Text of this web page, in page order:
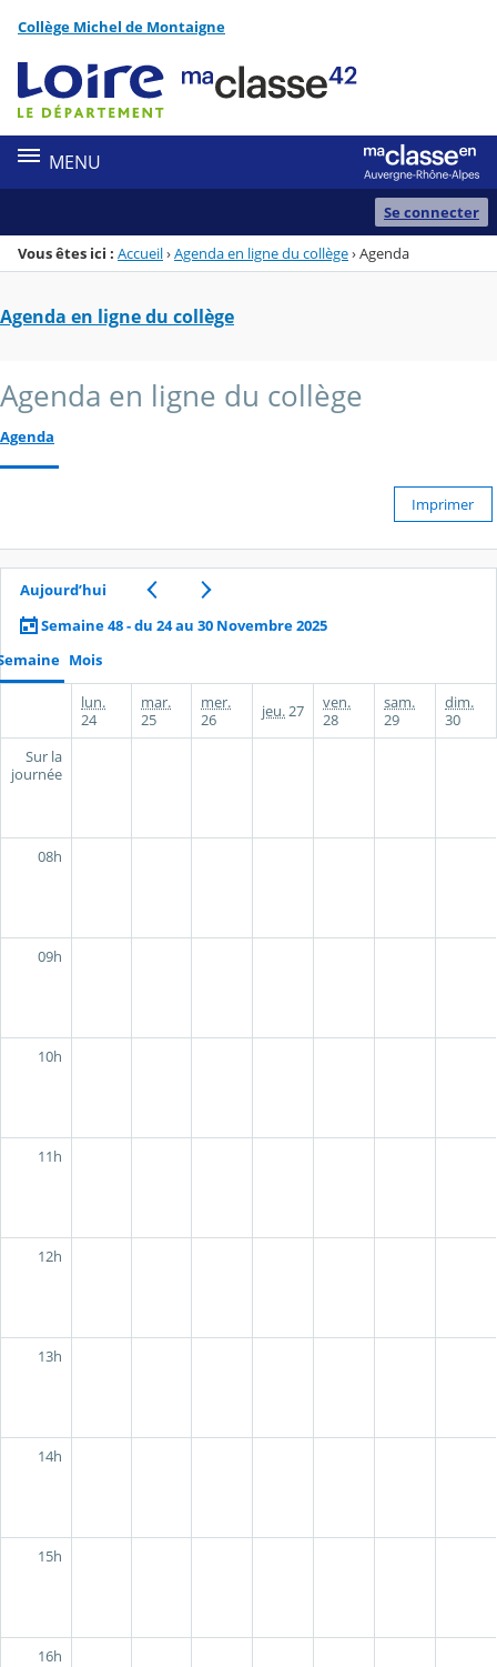
Menu de la rubrique
Contenu
Collège Michel de Montaigne
MENU
Se connecter
Vous êtes ici : Accueil›Agenda en ligne du collège›Agenda
Agenda en ligne du collège
Agenda en ligne du collège
Agenda
Imprimer
Aujourd’hui
Semaine 48 - du 24 au 30 Novembre 2025
Mois
lun.
24
mar.
25
mer.
26
jeu. 27
ven.
28
sam.
29
dim.
30
Sur la
journée
08h
09h
10h
11h
12h
13h
14h
15h
16h